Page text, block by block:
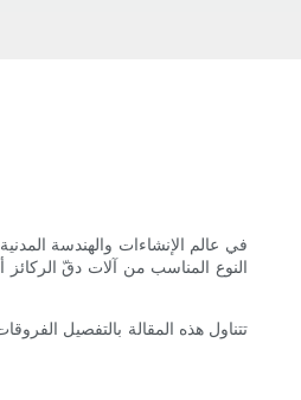
في عالم الإنشاءات والهندسة
النوع المناسب من آلات دقّ الركائز
تتناول هذه المقالة بالتفصيل